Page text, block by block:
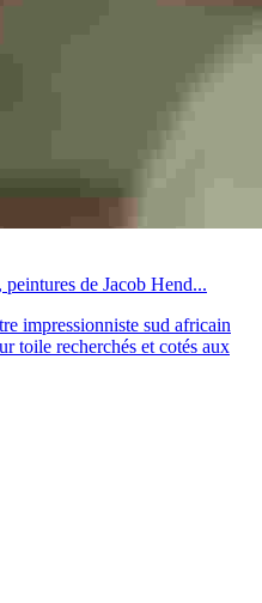
peintures de Jacob Hend...
impressionniste sud africain
toile recherchés et cotés aux